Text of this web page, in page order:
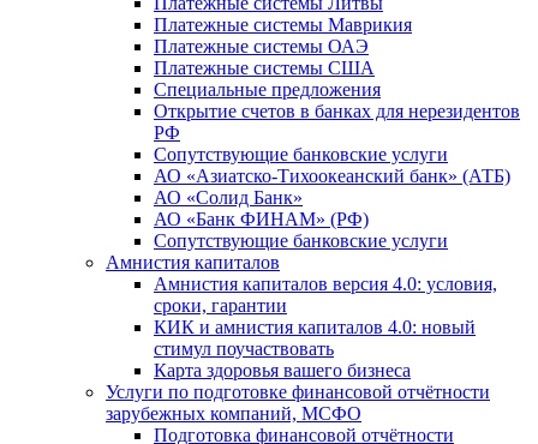
Платежные системы Маврикия
Платежные системы ОАЭ
Платежные системы США
Специальные предложения
Открытие счетов в банках для нерезидентов
РФ
Сопутствующие банковские услуги
АО «Азиатско-Тихоокеанский банк» (АТБ)
АО «Солид Банк»
АО «Банк ФИНАМ» (РФ)
Сопутствующие банковские услуги
Амнистия капиталов
Амнистия капиталов версия 4.0: условия,
сроки, гарантии
КИК и амнистия капиталов 4.0: новый
стимул поучаствовать
Карта здоровья вашего бизнеса
Услуги по подготовке финансовой отчётности
зарубежных компаний, МСФО
Подготовка финансовой отчётности